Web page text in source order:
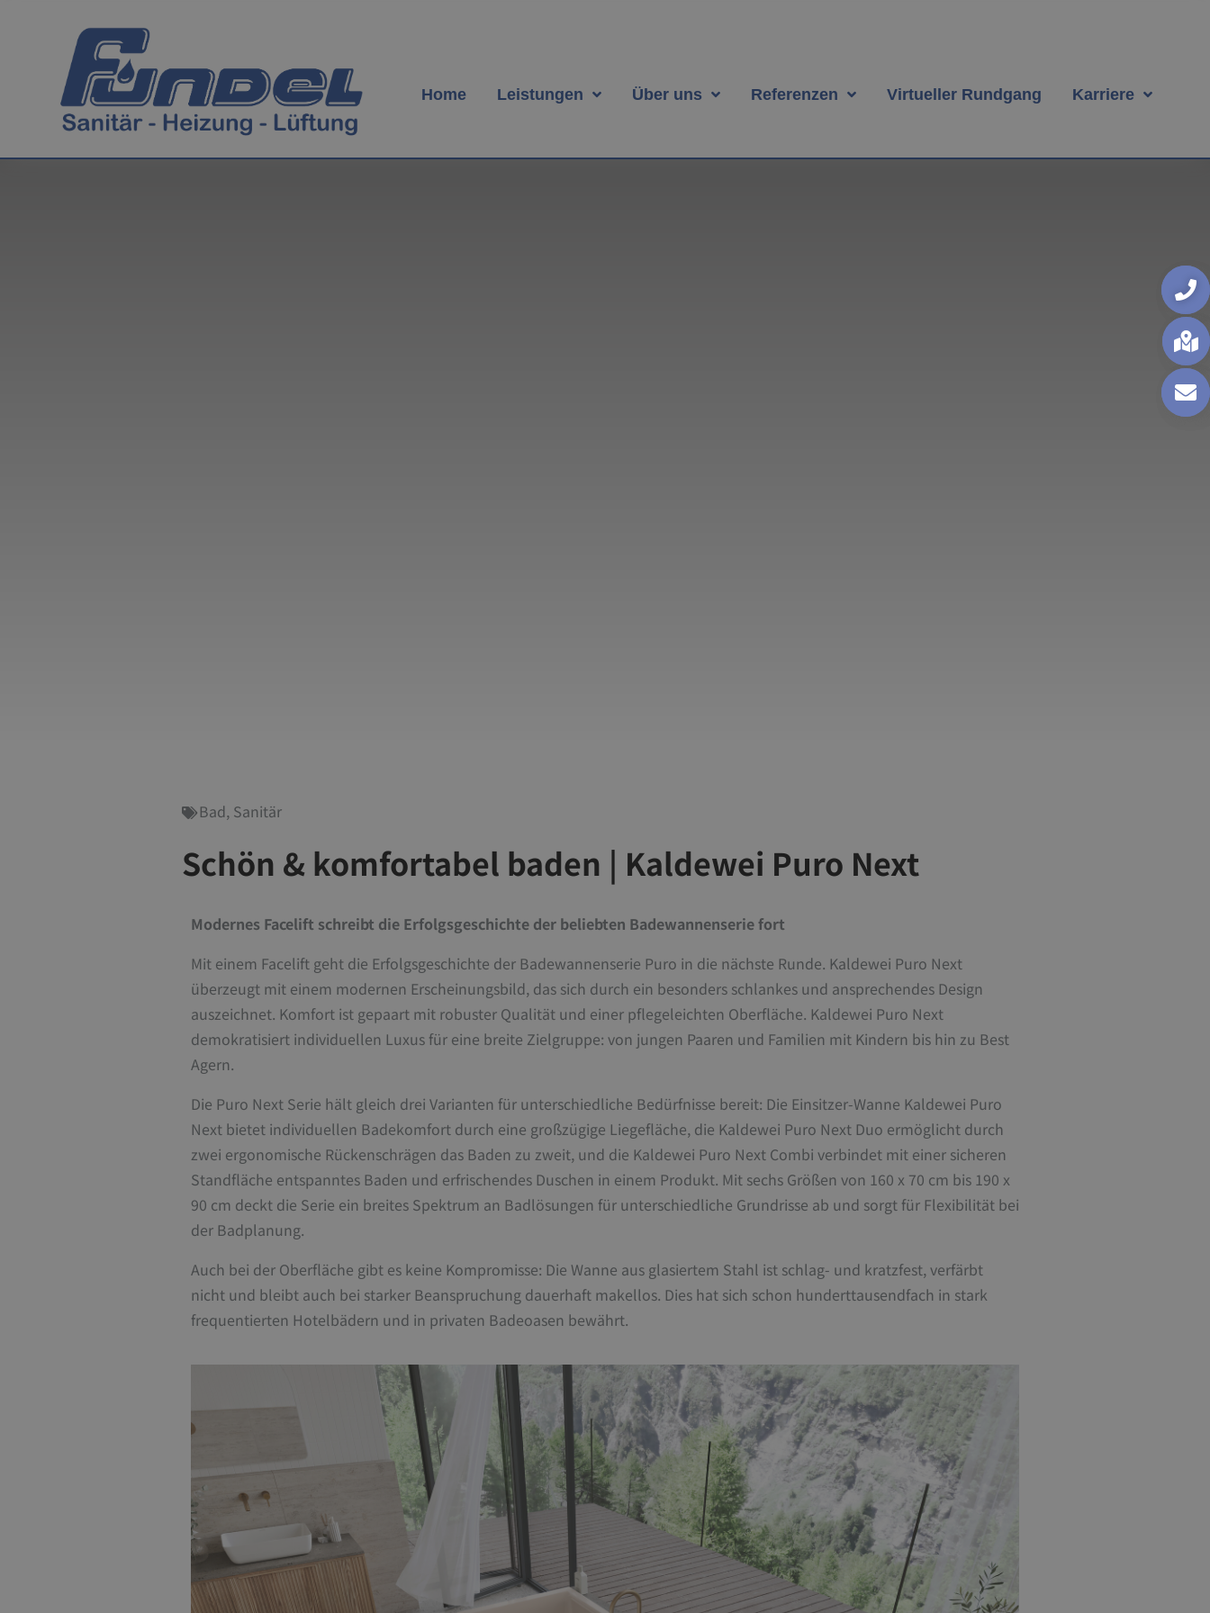
Home Leistungen Über uns Referenzen Virtueller Rundgang Karriere
Bad, Sanitär
Schön & komfortabel baden | Kaldewei Puro Next
Modernes Facelift schreibt die Erfolgsgeschichte der beliebten Badewannenserie fort
Mit einem Facelift geht die Erfolgsgeschichte der Badewannenserie Puro in die nächste Runde. Kaldewei Puro Next
überzeugt mit einem modernen Erscheinungsbild, das sich durch ein besonders schlankes und ansprechendes Design
auszeichnet. Komfort ist gepaart mit robuster Qualität und einer pflegeleichten Oberfläche. Kaldewei Puro Next
demokratisiert individuellen Luxus für eine breite Zielgruppe: von jungen Paaren und Familien mit Kindern bis hin zu Best
Agern.
Die Puro Next Serie hält gleich drei Varianten für unterschiedliche Bedürfnisse bereit: Die Einsitzer-Wanne Kaldewei Puro
Next bietet individuellen Badekomfort durch eine großzügige Liegefläche, die Kaldewei Puro Next Duo ermöglicht durch
zwei ergonomische Rückenschrägen das Baden zu zweit, und die Kaldewei Puro Next Combi verbindet mit einer sicheren
Standfläche entspanntes Baden und erfrischendes Duschen in einem Produkt. Mit sechs Größen von 160 x 70 cm bis 190 x
90 cm deckt die Serie ein breites Spektrum an Badlösungen für unterschiedliche Grundrisse ab und sorgt für Flexibilität bei
der Badplanung.
Auch bei der Oberfläche gibt es keine Kompromisse: Die Wanne aus glasiertem Stahl ist schlag- und kratzfest, verfärbt
nicht und bleibt auch bei starker Beanspruchung dauerhaft makellos. Dies hat sich schon hunderttausendfach in stark
frequentierten Hotelbädern und in privaten Badeoasen bewährt.